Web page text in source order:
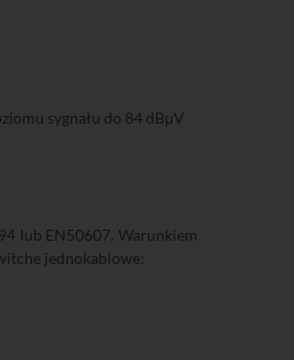
sygnału do 84 dBμV
lub EN50607. Warunkiem
jednokablowe: